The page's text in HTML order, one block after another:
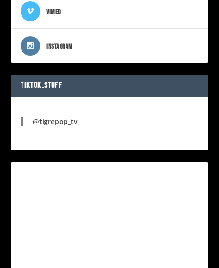
VIMEO
INSTAGRAM
TIKTOK_STUFF
@tigrepop_tv